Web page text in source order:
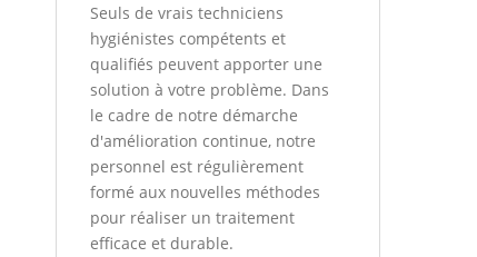
Seuls de vrais techniciens
hygiénistes compétents et
qualifiés peuvent apporter une
solution à votre problème. Dans
le cadre de notre démarche
d'amélioration continue, notre
personnel est régulièrement
formé aux nouvelles méthodes
pour réaliser un traitement
efficace et durable.